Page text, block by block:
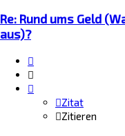
Re: Rund ums Geld
aus)?
Zitat
Zitieren